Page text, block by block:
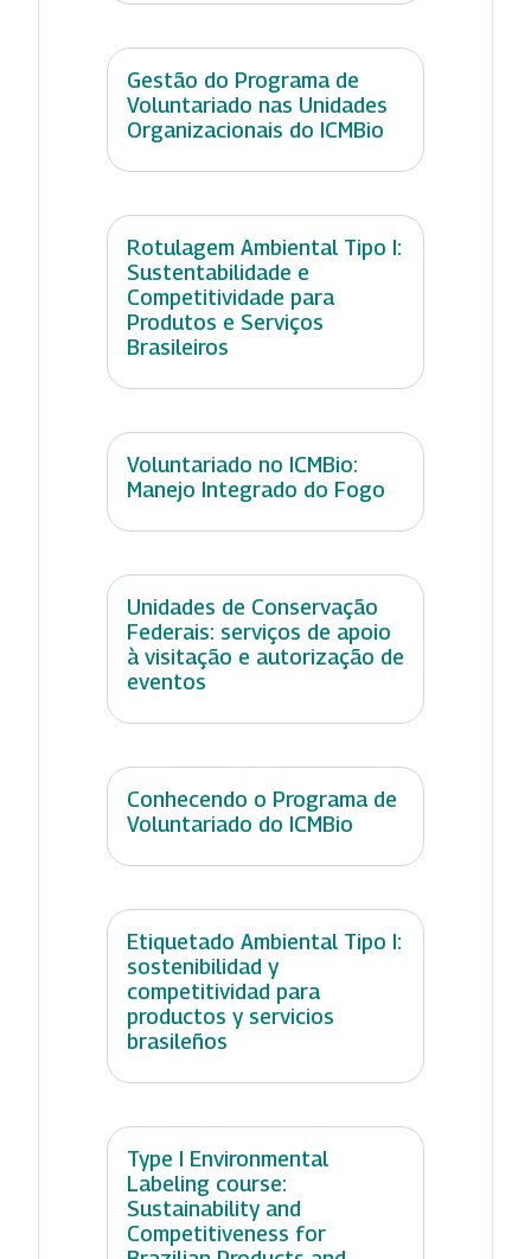
Gestão do Programa de
Voluntariado nas Unidades
Organizacionais do ICMBio
Rotulagem Ambiental Tipo I:
Sustentabilidade e
Competitividade para
Produtos e Serviços
Brasileiros
Voluntariado no ICMBio:
Manejo Integrado do Fogo
Unidades de Conservação
Federais: serviços de apoio
à visitação e autorização de
eventos
Conhecendo o Programa de
Voluntariado do ICMBio
Etiquetado Ambiental Tipo I:
sostenibilidad y
competitividad para
productos y servicios
brasileños
Type I Environmental
Labeling course:
Sustainability and
Competitiveness for